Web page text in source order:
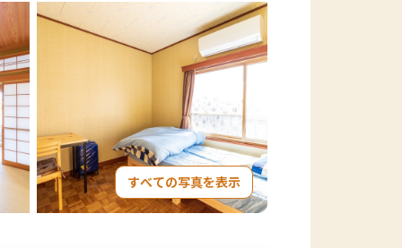
すべての写真を表示